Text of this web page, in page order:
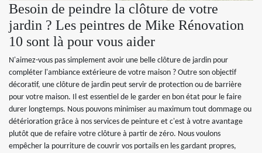
Besoin de peindre la clôture de votre
jardin ? Les peintres de Mike Rénovation
10 sont là pour vous aider
N'aimez-vous pas simplement avoir une belle clôture de jardin pour
compléter l'ambiance extérieure de votre maison ? Outre son objectif
décoratif, une clôture de jardin peut servir de protection ou de barrière
pour votre maison. Il est essentiel de le garder en bon état pour le faire
durer longtemps. Nous pouvons minimiser au maximum tout dommage ou
détérioration grâce à nos services de peinture et c'est à votre avantage
plutôt que de refaire votre clôture à partir de zéro. Nous voulons
empêcher la pourriture de couvrir vos portails en les gardant propres,